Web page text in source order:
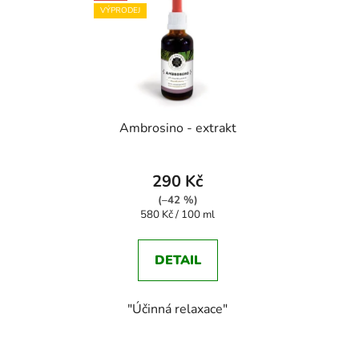
VÝPRODEJ
Ambrosino - extrakt
290 Kč
(–42 %)
Měrná
580 Kč / 100 ml
DETAIL
"Účinná relaxace"